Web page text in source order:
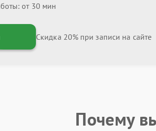
от 30 мин
Скидка 20% при записи на сайте
Почему